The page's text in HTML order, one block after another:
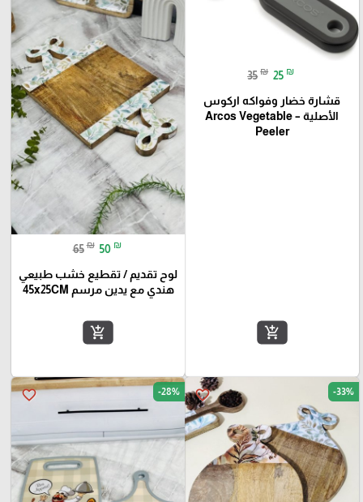
35 ₪ 25 ₪
قشارة خضار وفواكه اركوس
الأصلية – Arcos Vegetable
Peeler
add_shopping_cart
65 ₪ 50 ₪
لوح تقديم / تقطيع خشب طبيعي
هندي مع يدين مرسم 45x25CM
add_shopping_cart
favorite_border -33%
favorite_border -28%